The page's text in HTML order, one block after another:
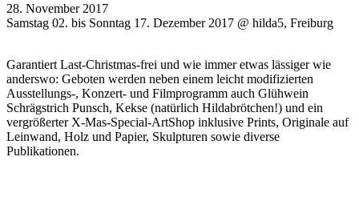
28. November 2017
Samstag 02. bis Sonntag 17. Dezember 2017 @ hilda5, Freiburg
Garantiert Last-Christmas-frei und wie immer etwas lässiger wie
anderswo: Geboten werden neben einem leicht modifizierten
Ausstellungs-, Konzert- und Filmprogramm auch Glühwein
Schrägstrich Punsch, Kekse (natürlich Hildabrötchen!) und ein
vergrößerter X-Mas-Special-ArtShop inklusive Prints, Originale auf
Leinwand, Holz und Papier, Skulpturen sowie diverse
Publikationen.